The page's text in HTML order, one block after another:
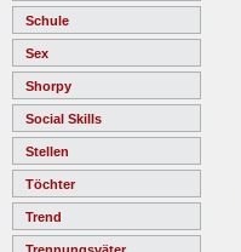
Schule
Sex
Shorpy
Social Skills
Stellen
Töchter
Trend